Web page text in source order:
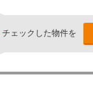
チェックした物件を